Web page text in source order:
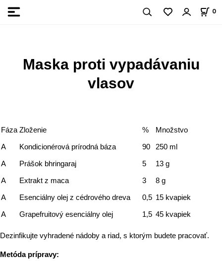
0
Maska proti vypadávaniu
vlasov
Fáza Zloženie %
Množstvo
A
Kondicionérová prírodná báza 90
250 ml
A
Prášok bhringaraj 5
13 g
A
Extrakt z maca 3
8 g
A
Esenciálny olej z cédrového dreva 0,5 15 kvapiek
A
Grapefruitový esenciálny olej 1,5 45 kvapiek
Dezinfikujte vyhradené nádoby a riad, s ktorým budete pracovať.
Metóda prípravy: